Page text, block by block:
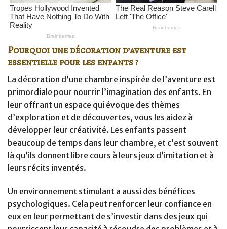
Pourquoi une décoration d’aventure est
essentielle pour les enfants ?
La décoration d’une chambre inspirée de l’aventure est
primordiale pour nourrir l’imagination des enfants. En
leur offrant un espace qui évoque des thèmes
d’exploration et de découvertes, vous les aidez à
développer leur créativité. Les enfants passent
beaucoup de temps dans leur chambre, et c’est souvent
là qu’ils donnent libre cours à leurs jeux d’imitation et à
leurs récits inventés.
Un environnement stimulant a aussi des bénéfices
psychologiques. Cela peut renforcer leur confiance en
eux en leur permettant de s’investir dans des jeux qui